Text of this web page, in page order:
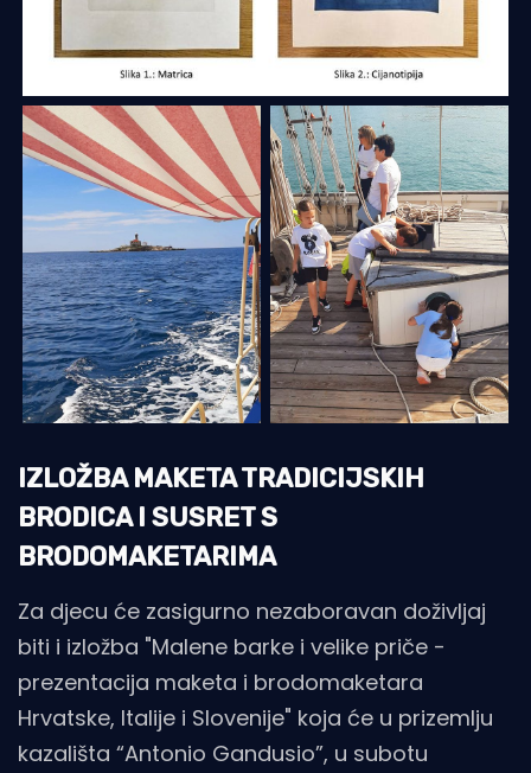
IZLOŽBA MAKETA TRADICIJSKIH
BRODICA I SUSRET S
BRODOMAKETARIMA
Za djecu će zasigurno nezaboravan doživljaj
biti i izložba "Malene barke i velike priče -
prezentacija maketa i brodomaketara
Hrvatske, Italije i Slovenije" koja će u prizemlju
kazališta “Antonio Gandusio”, u subotu